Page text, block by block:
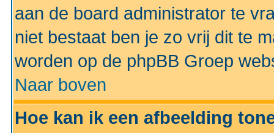
aan de board administrator te
niet bestaat ben je zo vrij dit te
worden op de phpBB Groep
Naar boven
Hoe kan ik een afbeelding